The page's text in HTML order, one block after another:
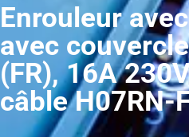
Enrouleur
avec
(FR), 16A
câble H07RN-